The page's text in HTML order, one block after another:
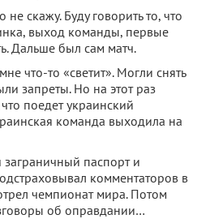
скажу. Буду говорить то, что
выход команды, первые
Дальше был сам матч.
что-то «светит». Могли снять
запреты. Но на этот раз
поедет украинский
команда выходила на
заграничный паспорт и
комментаторов в
чемпионат мира. Потом
об оправдании…